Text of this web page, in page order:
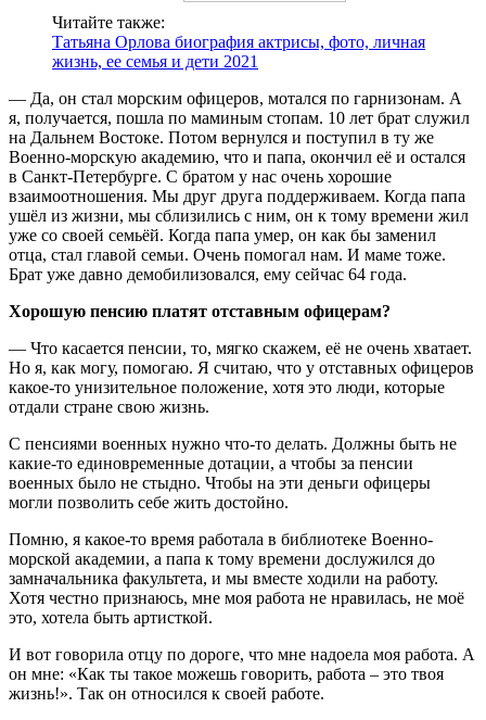
Читайте также:
Татьяна Орлова биография актрисы, фото, личная
жизнь, ее семья и дети 2021
— Да, он стал морским офицеров, мотался по гарнизонам. А
я, получается, пошла по маминым стопам. 10 лет брат служил
на Дальнем Востоке. Потом вернулся и поступил в ту же
Военно-морскую академию, что и папа, окончил её и остался
в Санкт-Петербурге. С братом у нас очень хорошие
взаимоотношения. Мы друг друга поддерживаем. Когда папа
ушёл из жизни, мы сблизились с ним, он к тому времени жил
уже со своей семьёй. Когда папа умер, он как бы заменил
отца, стал главой семьи. Очень помогал нам. И маме тоже.
Брат уже давно демобилизовался, ему сейчас 64 года.
Хорошую пенсию платят отставным офицерам?
— Что касается пенсии, то, мягко скажем, её не очень хватает.
Но я, как могу, помогаю. Я считаю, что у отставных офицеров
какое-то унизительное положение, хотя это люди, которые
отдали стране свою жизнь.
С пенсиями военных нужно что-то делать. Должны быть не
какие-то единовременные дотации, а чтобы за пенсии
военных было не стыдно. Чтобы на эти деньги офицеры
могли позволить себе жить достойно.
Помню, я какое-то время работала в библиотеке Военно-
морской академии, а папа к тому времени дослужился до
замначальника факультета, и мы вместе ходили на работу.
Хотя честно признаюсь, мне моя работа не нравилась, не моё
это, хотела быть артисткой.
И вот говорила отцу по дороге, что мне надоела моя работа. А
он мне: «Как ты такое можешь говорить, работа – это твоя
жизнь!». Так он относился к своей работе.